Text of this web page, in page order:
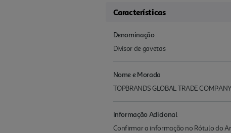
Características
Denominação
Divisor de gavetas
Nome e Morada
TOPBRANDS GLOBAL TRADE
Informação Adicional
Confirmar a informação no Rótulo do